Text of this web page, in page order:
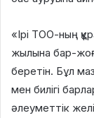
«Ірі ТОО-ның
жылына бар-
беретін. Бұл
мен билігі
әлеуметтік